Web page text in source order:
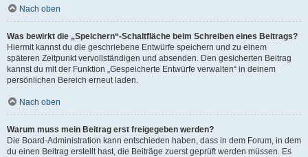
Nach oben
Was bewirkt die „Speichern“-Schaltfläche beim Schreiben eines Beitrags?
Hiermit kannst du die geschriebene Entwürfe speichern und zu einem
späteren Zeitpunkt vervollständigen und absenden. Den gesicherten Beitrag
kannst du mit der Funktion „Gespeicherte Entwürfe verwalten“ in deinem
persönlichen Bereich erneut laden.
Nach oben
Warum muss mein Beitrag erst freigegeben werden?
Die Board-Administration kann entschieden haben, dass in dem Forum, in dem
du einen Beitrag erstellt hast, die Beiträge zuerst geprüft werden müssen. Es